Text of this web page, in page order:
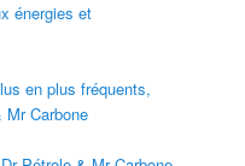
énergies et
en plus fréquents,
Carbone